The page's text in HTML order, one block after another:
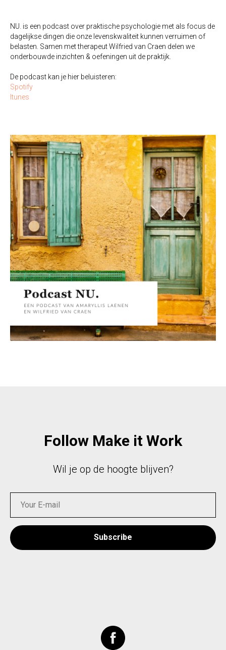
NU. is een podcast over praktische psychologie met als focus de
dagelijkse dingen die onze levenskwaliteit kunnen verruimen of
belasten. Samen met therapeut Wilfried van Craen delen we
onderbouwde inzichten & oefeningen uit de praktijk.
De podcast kan je hier beluisteren:
Spotify
Itunes
Follow Make it Work
Wil je op de hoogte blijven?
Subscribe